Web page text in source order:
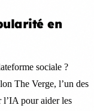
en
sociale ?
The Verge, l’un des
l’IA pour aider les